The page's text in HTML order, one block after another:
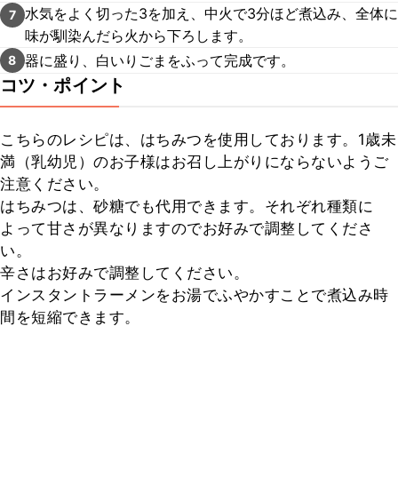
7 水気をよく切った3を加え、中火で3分ほど煮込み、全体に
味が馴染んだら火から下ろします。
8 器に盛り、白いりごまをふって完成です。
コツ・ポイント
こちらのレシピは、はちみつを使用しております。1歳未
満（乳幼児）のお子様はお召し上がりにならないようご
注意ください。
はちみつは、砂糖でも代用できます。それぞれ種類に
よって甘さが異なりますのでお好みで調整してくださ
い。
辛さはお好みで調整してください。
インスタントラーメンをお湯でふやかすことで煮込み時
間を短縮できます。